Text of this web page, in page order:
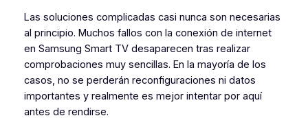
Las soluciones complicadas casi nunca son necesarias
al principio. Muchos fallos con la conexión de internet
en Samsung Smart TV desaparecen tras realizar
comprobaciones muy sencillas. En la mayoría de los
casos, no se perderán reconfiguraciones ni datos
importantes y realmente es mejor intentar por aquí
antes de rendirse.